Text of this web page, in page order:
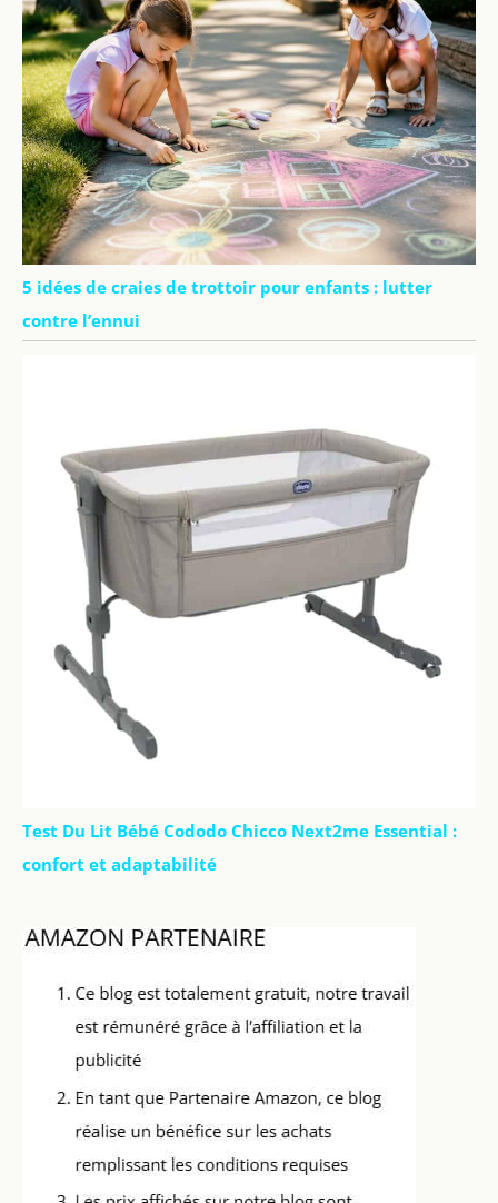
5 idées de craies de trottoir pour enfants : lutter
contre l’ennui
Test Du Lit Bébé Cododo Chicco Next2me Essential :
confort et adaptabilité